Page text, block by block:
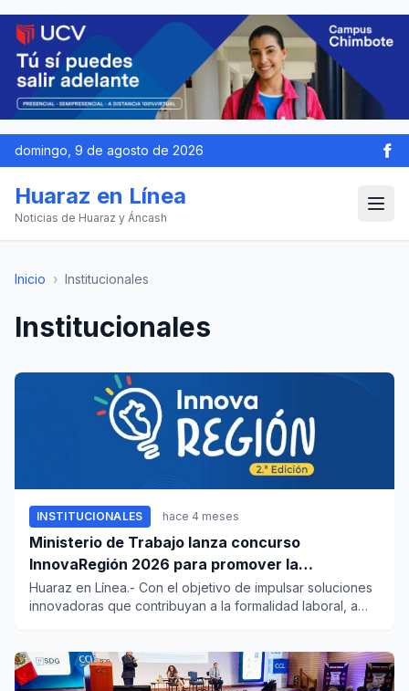
domingo, 9 de agosto de 2026
Huaraz en Línea
Noticias de Huaraz y Áncash
Inicio › Institucionales
Institucionales
INSTITUCIONALES hace 4 meses
Ministerio de Trabajo lanza concurso
InnovaRegión 2026 para promover la
formalidad laboral
Huaraz en Línea.- Con el objetivo de impulsar soluciones
innovadoras que contribuyan a la formalidad laboral, a